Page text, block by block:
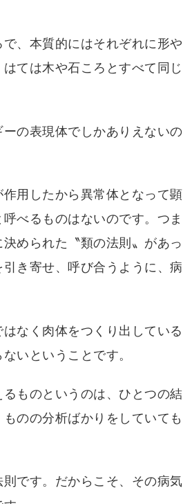
、本質的にはそれぞれに形や
ては木や石ころとすべて同じ
の表現体でしかありえないの
用したから異常体となって顕
べるものはないのです。つま
められた〝類の法則〟があっ
き寄せ、呼び合うように、病
なく肉体をつくり出している
いということです。
ものというのは、ひとつの結
のの分析ばかりをしていても
です。だからこそ、その病気